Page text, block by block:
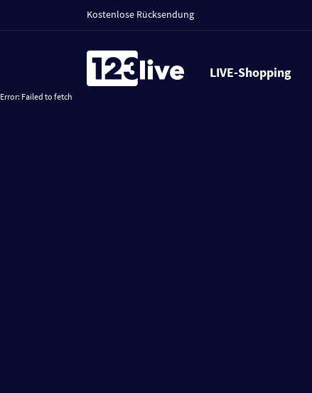
Kostenlose Rücksendung
LIVE-Shopping
Error: Failed to fetch